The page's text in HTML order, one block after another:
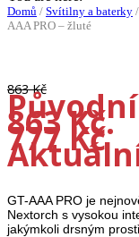
Domů / Svítilny a baterky /
AAA PRO – žluté
863Kč
863 Kč.
777Kč
GT-AAA PRO je
Nextorch s vysokou
jakýmkoli drsným